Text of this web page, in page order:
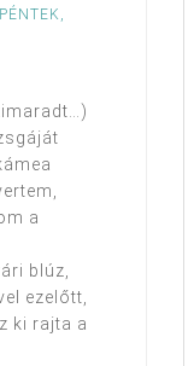
a
blúz,
ezelőtt,
ki rajta a